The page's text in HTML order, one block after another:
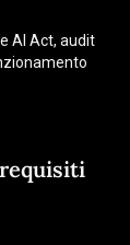
AI Act, audit